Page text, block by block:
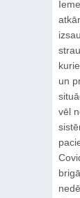
un
vēl